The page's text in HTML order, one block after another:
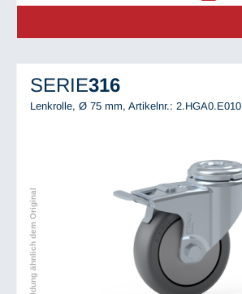
SERIE316
Lenkrolle, Ø 75 mm, Artikelnr.: 2.HGA0.E010
Abbildung ähnlich dem Original